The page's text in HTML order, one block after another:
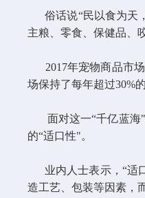
俗话说“民以食为天
主粮、零食、保健品、
2017年宠物商品市场
场保持了每年超过30%
面对这一“千亿蓝海"
的“适口性"。
业内人士表示，“适
造工艺、包装等因素，